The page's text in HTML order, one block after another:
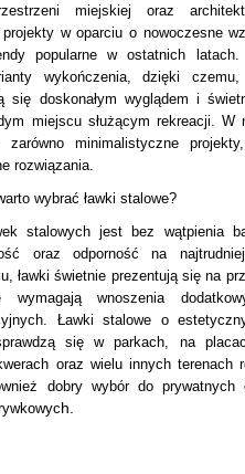
miejskiej oraz
w oparciu o nowoczesne
popularne w ostatnich latach.
wykończenia, dzięki czemu,
się doskonałym wyglądem i
miejscu służącym rekreacji. W
zarówno minimalistyczne
rozwiązania.
wybrać ławki stalowe?
stalowych jest bez wątpienia
oraz odporność na
ławki świetnie prezentują się na
wnoszenia
Ławki stalowe o
się w parkach, na
oraz wielu innych terenach
dobry wybór do prywatnych
h.